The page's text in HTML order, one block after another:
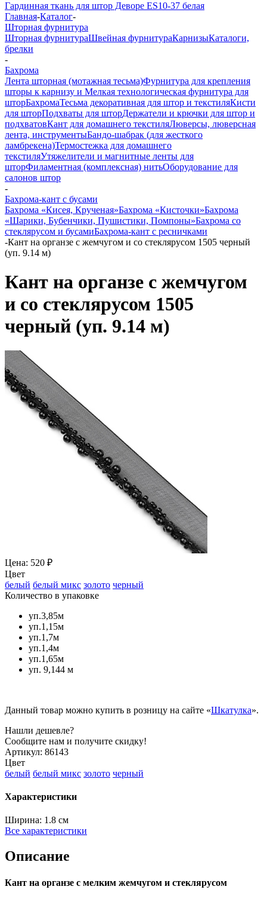
Гардинная ткань для штор Деворе ES10-37 белая
Главная-Каталог-
Шторная фурнитура
Шторная фурнитураШвейная фурнитураКарнизыКаталоги,
брелки
-
Бахрома
Лента шторная (мотажная тесьма)Фурнитура для крепления
шторы к карнизу и Мелкая технологическая фурнитура для
шторБахромаТесьма декоративная для штор и текстиляКисти
для шторПодхваты для шторДержатели и крючки для штор и
подхватовКант для домашнего текстиляЛюверсы, люверсная
лента, инструментыБандо-шабрак (для жесткого
ламбрекена)Термостежка для домашнего
текстиляУтяжелители и магнитные ленты для
шторФиламентная (комплексная) нитьОборудование для
салонов штор
-
Бахрома-кант с бусами
Бахрома «Кисея, Крученая»Бахрома «Кисточки»Бахрома
«Шарики, Бубенчики, Пушистики, Помпоны»Бахрома со
стеклярусом и бусамиБахрома-кант с ресничками
-Кант на органзе с жемчугом и со стеклярусом 1505 черный
(уп. 9.14 м)
Кант на органзе с жемчугом
и со стеклярусом 1505
черный (уп. 9.14 м)
Цена: 520 ₽
Цвет
белый белый микс золото черный
Количество в упаковке
уп.3,85м
уп.1,15м
уп.1,7м
уп.1,4м
уп.1,65м
уп. 9,144 м
Данный товар можно купить в розницу на сайте «Шкатулка».
Нашли дешевле?
Сообщите нам и получите скидку!
Артикул: 86143
Цвет
белый белый микс золото черный
Характеристики
Ширина: 1.8 см
Все характеристики
Описание
Кант на органзе с мелким жемчугом и стеклярусом